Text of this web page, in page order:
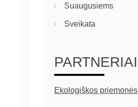
Suaugusiems
Sveikata
PARTNERIAI
Ekologiškos priemonės